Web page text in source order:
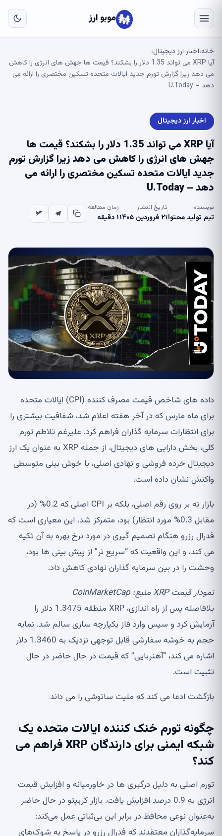
موبو ارز
خانه›اخبار ارز دیجیتال›
آیا XRP می تواند 1.35 دلار را بشکند؟ قیمت ها جهش های انرژی را کاهش
می دهد زیرا گزارش تورم جدید ایالات متحده تسکین مختصری را ارائه می
دهد – U.Today
اخبار ارز دیجیتال
آیا XRP می تواند 1.35 دلار را بشکند؟ قیمت ها
جهش های انرژی را کاهش می دهد زیرا گزارش تورم
جدید ایالات متحده تسکین مختصری را ارائه می
دهد – U.Today
نویسنده:
تیم تولید محتوا
تاریخ انتشار:
۲۱ فروردین ۱۴۰۵
زمان مطالعه:
۱ دقیقه
داده های شاخص قیمت مصرف کننده (CPI) ایالات متحده
برای ماه مارس که در آخر هفته اعلام شد، شفافیت بیشتری را
برای انتظارات سرمایه گذاران فراهم کرد. علیرغم تلاطم تورم
کلی، بخش دارایی های دیجیتال، از جمله XRP به عنوان یک ارز
دیجیتال خرده فروشی و نهادی اصلی، با خوش بینی متوسطی
واکنش نشان داده است.
بازار نه بر روی رقم اصلی، بلکه بر CPI اصلی که 0.2% (در
مقابل 0.3% مورد انتظار) بود، متمرکز شد. این معیاری است که
فدرال رزرو هنگام تصمیم گیری در مورد نرخ بهره به آن تکیه
می کند، و این واقعیت که “سریع تر” از پیش بینی ها بود،
وحشت را در بین سرمایه گذاران نهادی کاهش داد.
نمودار قیمت XRP منبع:
CoinMarketCap
بلافاصله پس از راه اندازی، XRP منطقه 1.3475 دلار را
آزمایش کرد و سپس وارد فاز یکپارچه سازی سالم شد. نمایه
حجم به خوشه سفارشی قابل توجهی نزدیک به 1.3460 دلار
اشاره می کند، “آهنربایی” که قیمت در حال حاضر در حال
تثبیت است.
بازگشت ادعا می کند که ملیت ساتوشی را می داند
چگونه تورم خنک کننده ایالات متحده یک
شبکه ایمنی برای دارندگان XRP فراهم می
کند؟
تورم اصلی به دلیل درگیری ها در خاورمیانه و افزایش قیمت
انرژی به 0.9 درصد افزایش یافت. بازار کریپتو در حال حاضر
به‌عنوان نوعی محافظ در برابر این بی‌ثباتی عمل می‌کند:
سرمایه‌گذاران معتقدند که فدرال رزرو در پاسخ به شوک‌های